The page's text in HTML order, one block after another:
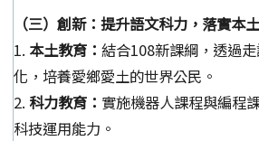
（三）創新：提升語文科力，落實本
1. 本土教育： 結合108新課綱，透過
化，培養愛鄉愛土的世界公民。
2. 科力教育： 實施機器人課程與編程
科技運用能力。